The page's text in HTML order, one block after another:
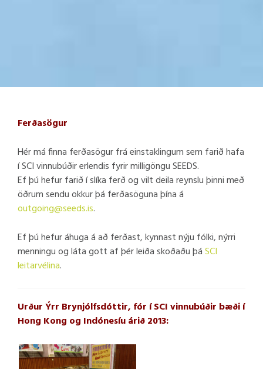
Ferðasögur
Hér má finna ferðasögur frá einstaklingum sem farið hafa
í SCI vinnubúðir erlendis fyrir milligöngu SEEDS.
Ef þú hefur farið í slíka ferð og vilt deila reynslu þinni með
öðrum sendu okkur þá ferðasöguna þína á
outgoing@seeds.is.
Ef þú hefur áhuga á að ferðast, kynnast nýju fólki, nýrri
menningu og láta gott af þér leiða skoðaðu þáSCI
leitarvélina.
Urður Ýrr Brynjólfsdóttir, fór í SCI vinnubúðir bæði í
Hong Kong og Indónesíu árið 2013: